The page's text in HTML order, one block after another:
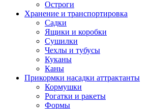
Остроги
Хранение и транспортировка
Садки
Ящики и коробки
Сушилки
Чехлы и тубусы
Куканы
Каны
Прикормки насадки аттрактанты
Кормушки
Рогатки и ракеты
Формы